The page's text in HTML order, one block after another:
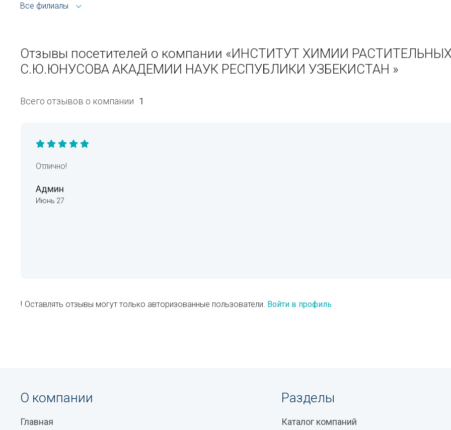
Все филиалы
Отзывы посетителей о компании «ИНСТИТУТ ХИМИИ
С.Ю.ЮНУСОВА АКАДЕМИИ НАУК РЕСПУБЛИКИ УЗБЕКИСТАН »
Всего отзывов о компании 1
Отлично!
Админ
Июнь 27
! Оставлять отзывы могут только авторизованные пользователи. Войти в профиль
О компании
Главная
Разделы
Каталог компаний